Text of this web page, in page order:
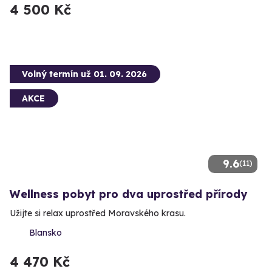
4 500 Kč
9.6(11)
Volný termín už 01. 09. 2026
AKCE
Wellness pobyt pro dva uprostřed přírody
Užijte si relax uprostřed Moravského krasu.
Blansko
4 470 Kč